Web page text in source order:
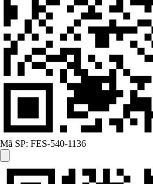
Mã SP: FES-540-1136